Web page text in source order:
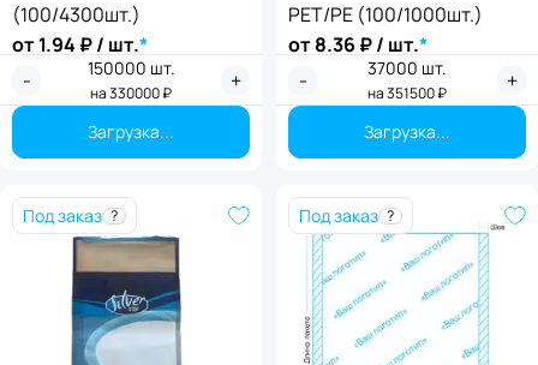
Применить
Применить
Применить
(100/4300шт.)
от1.94 ₽ / шт.*
- 150000 шт.
на330000₽ +
Загрузка...
PET/PE (100/1000шт.)
от8.36 ₽ / шт.*
- 37000 шт.
на351500₽ +
Загрузка...
Под заказ ? Под заказ ?